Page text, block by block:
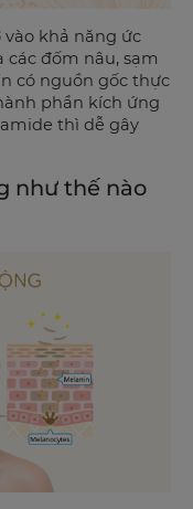
khả năng ức
các đốm nâu, sạm
có nguồn gốc thực
phần kích ứng
thì dễ gây
như thế nào